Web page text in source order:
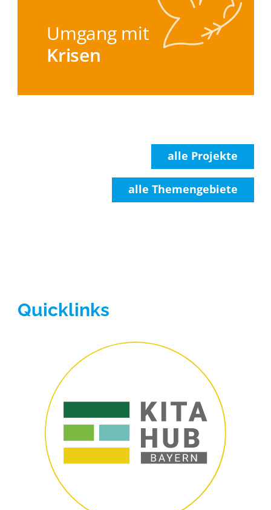
Umgang mit
Krisen
alle Projekte
alle Themengebiete
Quicklinks